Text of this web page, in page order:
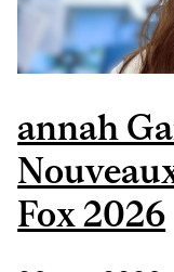
annah
Fox 2026